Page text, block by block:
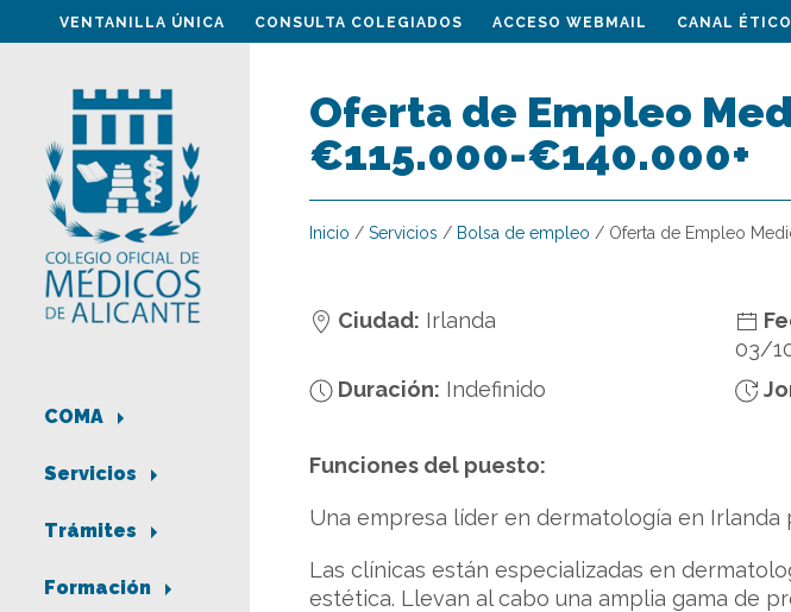
VENTANILLA ÚNICA CONSULTA COLEGIADOS ACCESO WEBMAIL CANAL ÉTICO
COMA
Servicios
Trámites
Formación
Oferta de Empleo
€115.000-€140.000+
Inicio / Servicios / Bolsa de empleo / Oferta de Empleo
Ciudad: Irlanda
03/
Duración: Indefinido
Funciones del puesto:
Una empresa líder en dermatología en
Las clínicas están especializadas en
estética. Llevan al cabo una amplia gama de